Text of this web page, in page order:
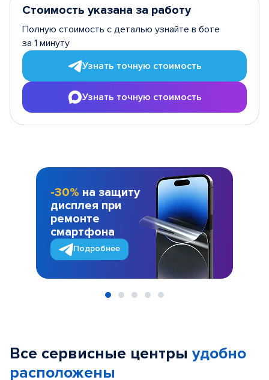
Стоимость указана за работу
Полную стоимость с деталью узнайте в боте
за 1 минуту
Узнать точную стоимость
Узнать точную стоимость
-30% на защиту
дисплея при
ремонте
смартфона
Подробнее
Все сервисные центры удобно
расположены